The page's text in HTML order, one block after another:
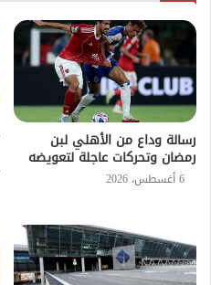
رسالة وداع من الأهلي لبن
رمضان وتحركات عاجلة لتعويضه
6 أغسطس، 2026